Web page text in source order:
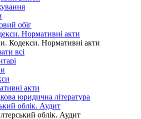
обіг
Нормативні акти
Кодекси. Нормативні акти
всі
акти
юридична література
облік. Аудит
облік. Аудит